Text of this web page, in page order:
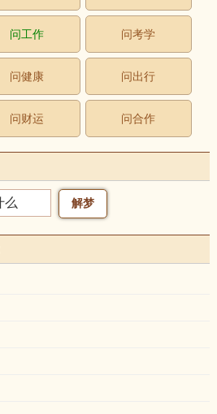
问工作 问考学
问健康 问出行
问财运 问合作